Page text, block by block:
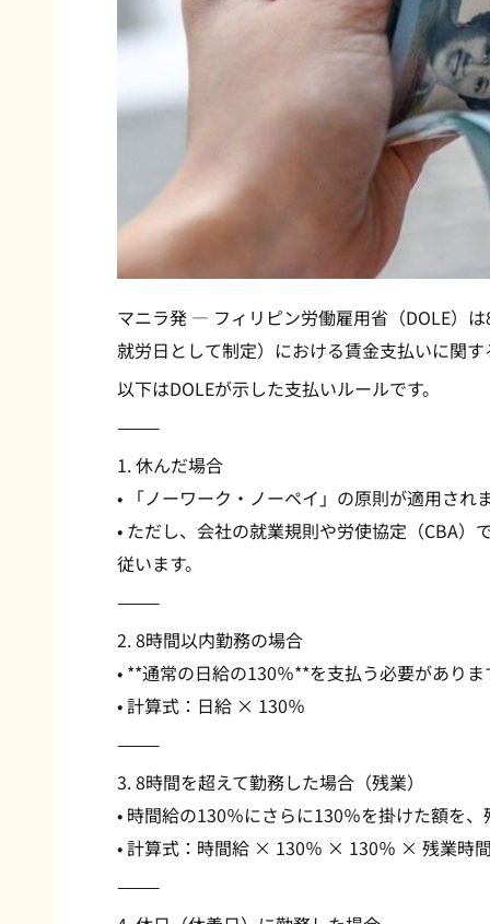
マニラ発 — フィリピン労働雇用省（DOLE）
就労日として制定）における賃金支払いに関
以下はDOLEが示した支払いルールです。
⸻
1. 休んだ場合
• 「ノーワーク・ノーペイ」の原則が適用され
• ただし、会社の就業規則や労使協定（CBA
従います。
⸻
2. 8時間以内勤務の場合
• **通常の日給の130％**を支払う必要がありま
• 計算式：日給 × 130％
⸻
3. 8時間を超えて勤務した場合（残業）
• 時間給の130％にさらに130％を掛けた額を
• 計算式：時間給 × 130％ × 130％ × 残業時
⸻